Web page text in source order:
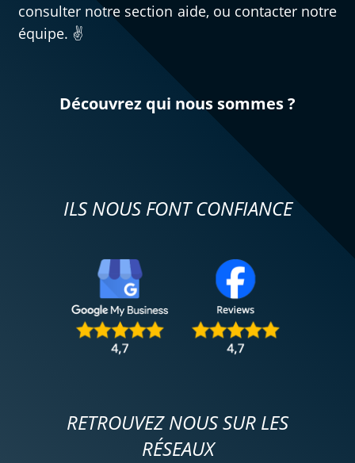
consulter notre section aide, ou contacter notre
équipe. ✌️
Découvrez qui nous sommes ?
ILS NOUS FONT CONFIANCE
RETROUVEZ NOUS SUR LES
RÉSEAUX